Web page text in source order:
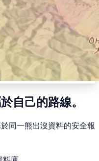
自己的路線。
同一熊出沒資料的安全報